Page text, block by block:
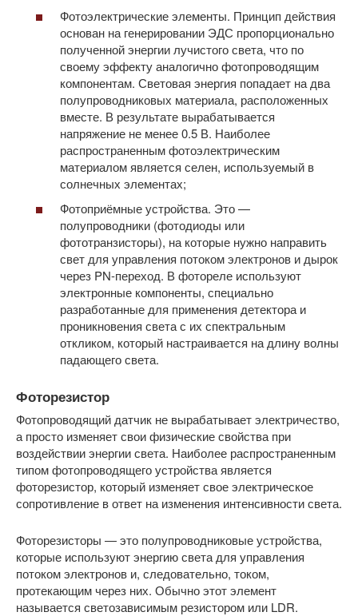
Фотоэлектрические элементы. Принцип действия
основан на генерировании ЭДС пропорционально
полученной энергии лучистого света, что по
своему эффекту аналогично фотопроводящим
компонентам. Световая энергия попадает на два
полупроводниковых материала, расположенных
вместе. В результате вырабатывается
напряжение не менее 0.5 В. Наиболее
распространенным фотоэлектрическим
материалом является селен, используемый в
солнечных элементах;
Фотоприёмные устройства. Это —
полупроводники (фотодиоды или
фототранзисторы), на которые нужно направить
свет для управления потоком электронов и дырок
через PN-переход. В фотореле используют
электронные компоненты, специально
разработанные для применения детектора и
проникновения света с их спектральным
откликом, который настраивается на длину волны
падающего света.
Фоторезистор
Фотопроводящий датчик не вырабатывает электричество,
а просто изменяет свои физические свойства при
воздействии энергии света. Наиболее распространенным
типом фотопроводящего устройства является
фоторезистор, который изменяет свое электрическое
сопротивление в ответ на изменения интенсивности света.
Фоторезисторы — это полупроводниковые устройства,
которые используют энергию света для управления
потоком электронов и, следовательно, током,
протекающим через них. Обычно этот элемент
называется светозависимым резистором или LDR.